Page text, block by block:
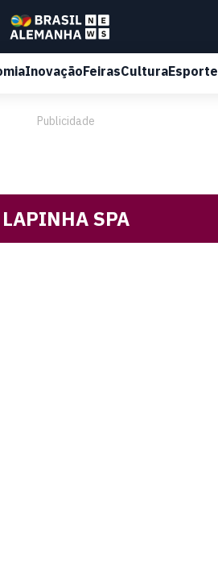
InovaçãoFeirasCulturaEsporte
Publicidade
LAPINHA SPA